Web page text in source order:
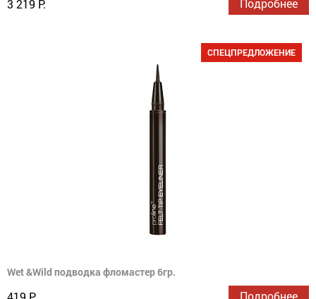
3 219 Р.
Подробнее
СПЕЦПРЕДЛОЖЕНИЕ
Wet &Wild подводка фломастер 6гр.